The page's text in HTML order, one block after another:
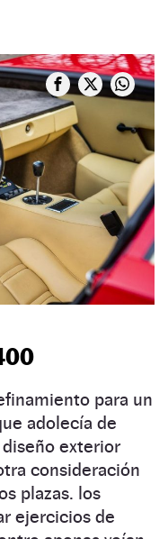
para un
adolecía de
exterior
consideración
plazas. los
ejercicios de